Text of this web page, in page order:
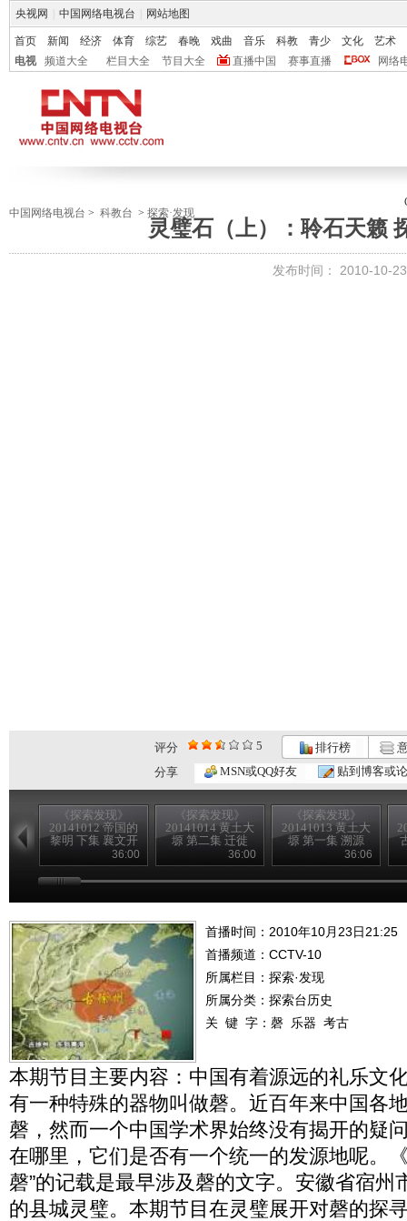
央视网 中国网络电视台 网站地图
首页 新闻 经济 体育 综艺 春晚 戏曲 音乐 科教 青少 文化
艺术
电视
频道大全 栏目大全 节目大全 直播中国 赛事直播 网络
中国网络电视台 > 科教台 > 探索·发现
灵璧石（上）：聆石天籁
发布时间： 2010-10-
评分 5 排行榜
分享
MSN或QQ好友 贴到博客或
《探索发现》
20141012 帝国的
黎明 下集 襄文开
36:00
《探索发现》
20141014 黄土大
塬 第二集 迁徙
36:00
《探索发现》
20141013 黄土大
塬 第一集 溯源
36:06
首播时间：2010年10月23日21:25
首播频道： CCTV-10
所属栏目： 探索·发现
所属分类：探索台历史
关 键 字： 磬 乐器 考古
本期节目主要内容：中国有着源远的礼乐文
有一种特殊的器物叫做磬。近百年来中国各
磬，然而一个中国学术界始终没有揭开的疑
在哪里，它们是否有一个统一的发源地呢。
磬”的记载是最早涉及磬的文字。安徽省宿州
的县城灵璧。本期节目在灵璧展开对磬的探